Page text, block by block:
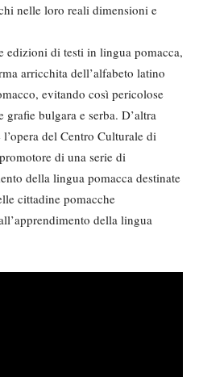
nelle loro reali dimensioni e
edizioni di testi in lingua pomacca,
arricchita dell’alfabeto latino
evitando così pericolose
bulgara e serba. D’altra
del Centro Culturale di
di una serie di
della lingua pomacca destinate
cittadine pomacche
della lingua